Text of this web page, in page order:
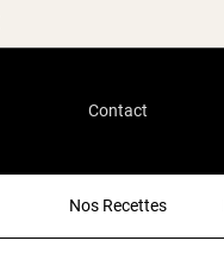
Contact
Nos Recettes